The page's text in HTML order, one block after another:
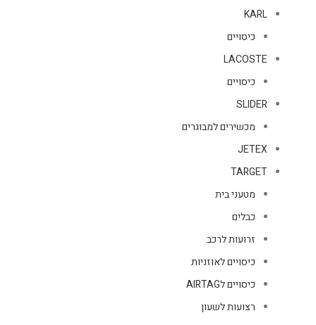
KARL
כיסויים
LACOSTE
כיסויים
SLIDER
מכשירים למבוגרים
JETEX
TARGET
מטעני בית
כבלים
זרועות לרכב
כיסויים לאוזניות
כיסויים לAIRTAG
רצועות לשעון